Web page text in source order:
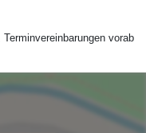
vorab